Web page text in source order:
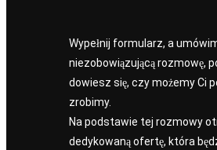
Wypełnij formularz, a
niezobowiązującą rozmowę,
dowiesz się, czy możemy Ci
zrobimy.
Na podstawie tej rozmowy
dedykowaną ofertę, która